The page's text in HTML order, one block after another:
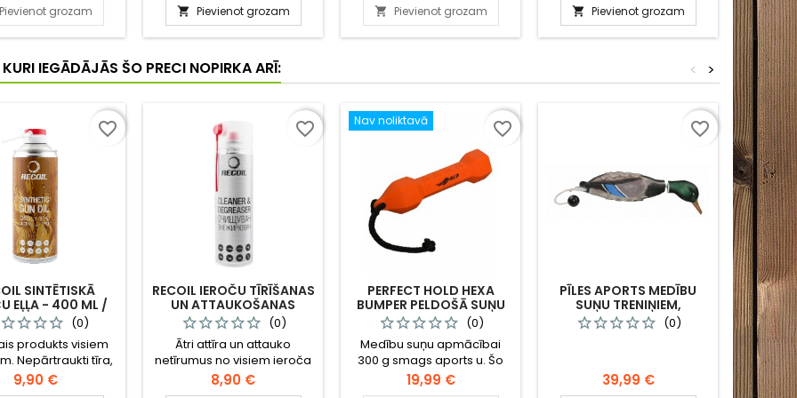
kontakta skaņu,
rok un barojas.
Pievienot grozam
apmācībai. Trīsdaļīgais
aports ļauj sunim iemācīties
pareizi atnest medījuma , jo
sunim aports ir jātur precīzi
pa vidu, kamēr pārējās
novērš suņa spēlēšanos ar
aportu.
 Pievienot grozam  Pievienot grozam
paredzēts gaļas atdalīšanai
no kauliem. Ideāli piemērots
medniekiem,
un ikvienam, kurš vēlas
 Pievienot grozam 
KURI IEGĀDĀJĀS ŠO PRECI NOPIRKA ARĪ: >
<
SINTĒTISKĀ
EĻĻA - 400 ML /
HAM005 (0)
produkts visiem
Nepārtraukti tīra,
konservē visas
daļas. Izšķīdina
Cena
9,90 €
favorite_border
RECOIL IEROČU TĪRĪŠANAS
UN ATTAUKOŠANAS
LĪDZEKLIS - 500 ML /
RECOIL HAM001
(0)
Ātri attīra un attauko
netīrumus no visiem ieroča
elementiem. Nebojā
plastmasas, koka, gumijas
Cena
8,90 €
favorite_border Nav noliktavā
PERFECT HOLD HEXA
BUMPER PELDOŠĀ SUŅU
MANTIŅA APMĀCĪBAI /
ORANŽA / 512201
(0)
Medību suņu apmācībai
300 g smags aports u. Šo
aportu izmanto apmācībai
pirms suni iepazīstina ar īstu
Cena
19,99 €
favorite_border
PĪLES APORTS MEDĪBU
SUŅU TRENIŅIEM,
TRAINING TOOL BIRD
MALLARD / 510811
(0)
Cena
39,99 €
favorite_border Nav
ML /